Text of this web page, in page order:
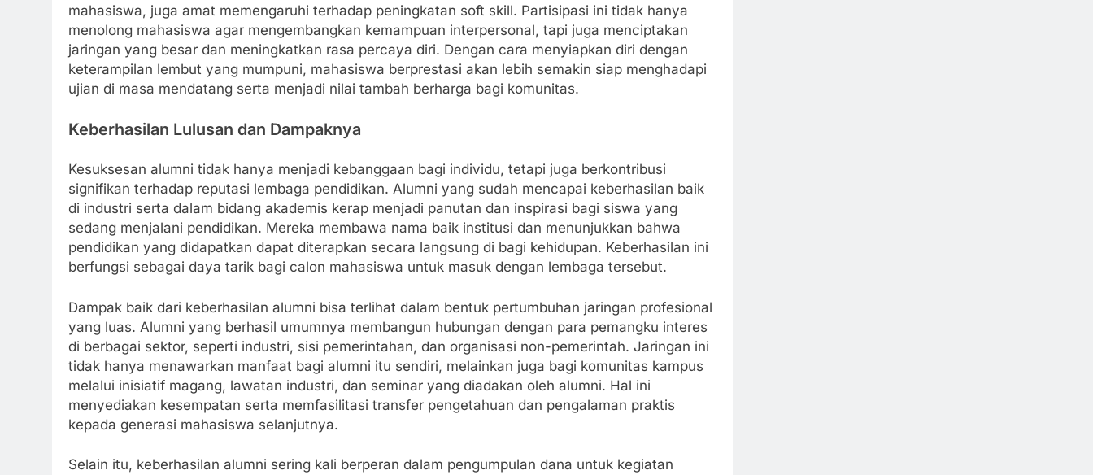
mahasiswa, juga amat memengaruhi terhadap peningkatan soft skill. Partisipasi ini tidak hanya
menolong mahasiswa agar mengembangkan kemampuan interpersonal, tapi juga menciptakan
jaringan yang besar dan meningkatkan rasa percaya diri. Dengan cara menyiapkan diri dengan
keterampilan lembut yang mumpuni, mahasiswa berprestasi akan lebih semakin siap menghadapi
ujian di masa mendatang serta menjadi nilai tambah berharga bagi komunitas.
Keberhasilan Lulusan dan Dampaknya
Kesuksesan alumni tidak hanya menjadi kebanggaan bagi individu, tetapi juga berkontribusi
signifikan terhadap reputasi lembaga pendidikan. Alumni yang sudah mencapai keberhasilan baik
di industri serta dalam bidang akademis kerap menjadi panutan dan inspirasi bagi siswa yang
sedang menjalani pendidikan. Mereka membawa nama baik institusi dan menunjukkan bahwa
pendidikan yang didapatkan dapat diterapkan secara langsung di bagi kehidupan. Keberhasilan ini
berfungsi sebagai daya tarik bagi calon mahasiswa untuk masuk dengan lembaga tersebut.
Dampak baik dari keberhasilan alumni bisa terlihat dalam bentuk pertumbuhan jaringan profesional
yang luas. Alumni yang berhasil umumnya membangun hubungan dengan para pemangku interes
di berbagai sektor, seperti industri, sisi pemerintahan, dan organisasi non-pemerintah. Jaringan ini
tidak hanya menawarkan manfaat bagi alumni itu sendiri, melainkan juga bagi komunitas kampus
melalui inisiatif magang, lawatan industri, dan seminar yang diadakan oleh alumni. Hal ini
menyediakan kesempatan serta memfasilitasi transfer pengetahuan dan pengalaman praktis
kepada generasi mahasiswa selanjutnya.
Selain itu, keberhasilan alumni sering kali berperan dalam pengumpulan dana untuk kegiatan